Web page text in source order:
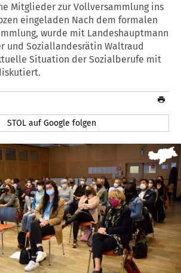
Mitglieder zur Vollversammlung ins
eingeladen Nach dem formalen
wurde mit Landeshauptmann
und Soziallandesrätin Waltraud
Situation der Sozialberufe mit
STOL auf Google folgen